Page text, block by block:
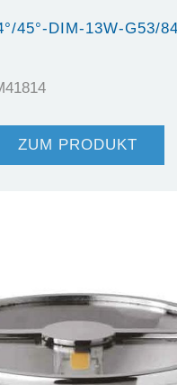
45°-DIM-13W-G53/
ZUM PRODUKT